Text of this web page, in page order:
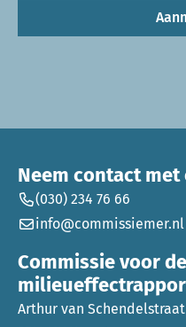
Neem contact met
(030) 234 76 66
info@commissiemer.nl
Commissie voor de
Arthur van Schendelstraat